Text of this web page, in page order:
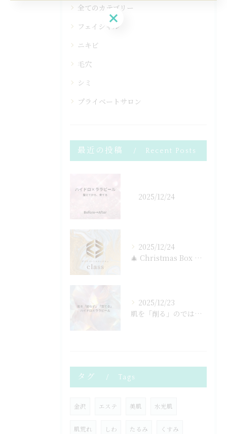
全てのカテゴリー
フェイシャル
ニキビ
毛穴
シミ
プライベートサロン
最近の投稿 Recent Posts
2025/12/24
2025/12/24
🎄 Christmas Box now available ...
2025/12/23
肌を「削る」のではなく
タグ Tags
金沢 エステ 美肌 水光肌
肌荒れ しわ たるみ くすみ
Reserve